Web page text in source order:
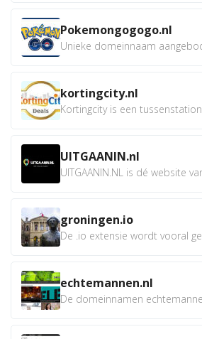
Pokemongogogo.nl
kortingcity.nl
UITGAANIN.nl
groningen.io
echtemannen.nl